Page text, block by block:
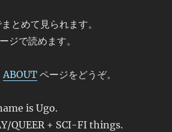
とめて見られます。
ジで読めます。
ABOUT ページをどうぞ。
is Ugo.
QUEER + SCI-FI things.